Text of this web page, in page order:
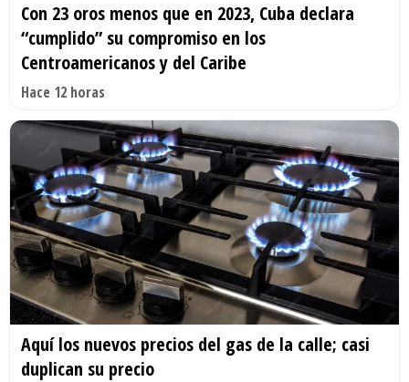
Con 23 oros menos que en 2023, Cuba declara
“cumplido” su compromiso en los
Centroamericanos y del Caribe
Hace 12 horas
Aquí los nuevos precios del gas de la calle; casi
duplican su precio